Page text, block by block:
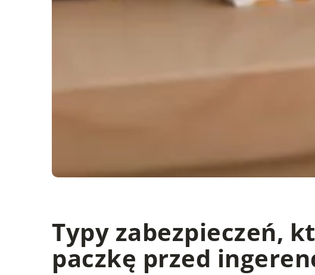
Typy zabezpieczeń,
paczkę przed